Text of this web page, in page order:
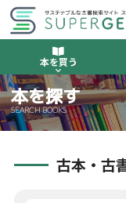
本を買う
本を探す
SEARCH BOOKS
古本・古